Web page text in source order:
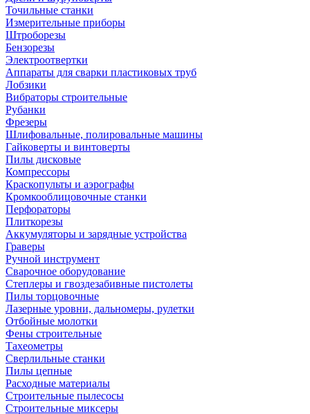
Точильные станки
Измерительные приборы
Штроборезы
Бензорезы
Электроотвертки
Аппараты для сварки пластиковых труб
Лобзики
Вибраторы строительные
Рубанки
Фрезеры
Шлифовальные, полировальные машины
Гайковерты и винтоверты
Пилы дисковые
Компрессоры
Краскопульты и аэрографы
Кромкооблицовочные станки
Перфораторы
Плиткорезы
Аккумуляторы и зарядные устройства
Граверы
Ручной инструмент
Сварочное оборудование
Степлеры и гвоздезабивные пистолеты
Пилы торцовочные
Лазерные уровни, дальномеры, рулетки
Отбойные молотки
Фены строительные
Тахеометры
Сверлильные станки
Пилы цепные
Расходные материалы
Строительные пылесосы
Строительные миксеры